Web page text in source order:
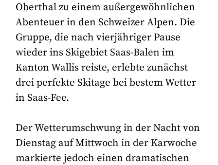
Oberthal zu einem außergewöhnlichen
Abenteuer in den Schweizer Alpen. Die
Gruppe, die nach vierjähriger Pause
wieder ins Skigebiet Saas-Balen im
Kanton Wallis reiste, erlebte zunächst
drei perfekte Skitage bei bestem Wetter
in Saas-Fee.
Der Wetterumschwung in der Nacht von
Dienstag auf Mittwoch in der Karwoche
markierte jedoch einen dramatischen